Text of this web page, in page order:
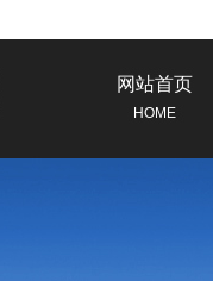
网站首页
HOME